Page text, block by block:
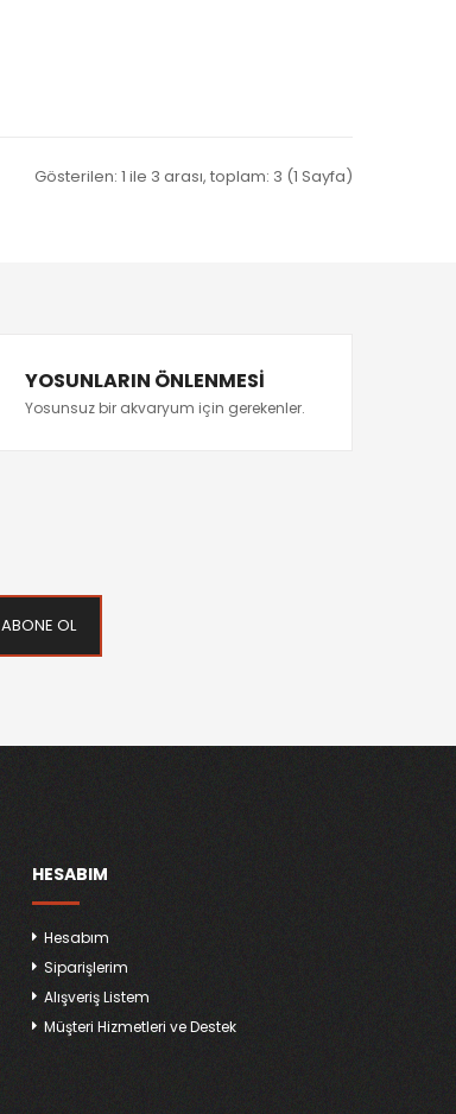
Gösterilen: 1 ile 3 arası, toplam: 3 (1 Sayfa)
YOSUNLARIN ÖNLENMESI
Yosunsuz bir akvaryum için gerekenler.
ABONE OL
HESABIM
Hesabım
Siparişlerim
Alışveriş Listem
Müşteri Hizmetleri ve Destek